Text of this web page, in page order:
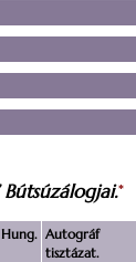
Bútsúzálogjai.*
Autográf
tisztázat.